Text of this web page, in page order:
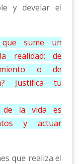
y develar el
sume un
realidad: de
o de
Justifica tu
de la vida es
y actuar
que realiza el